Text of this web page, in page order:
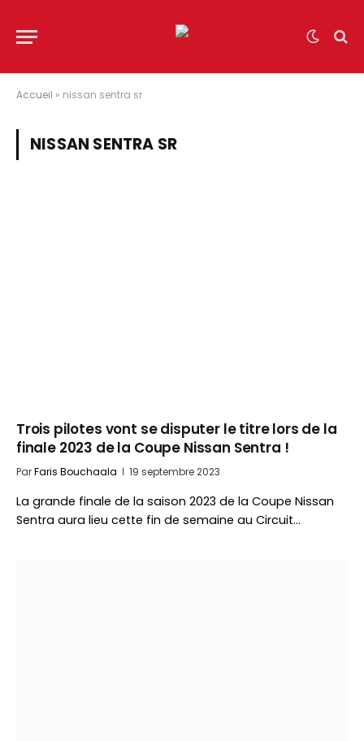
Accueil » nissan sentra sr
NISSAN SENTRA SR
Trois pilotes vont se disputer le titre lors de la
finale 2023 de la Coupe Nissan Sentra !
ParFaris Bouchaala 19 septembre 2023
La grande finale de la saison 2023 de la Coupe Nissan
Sentra aura lieu cette fin de semaine au Circuit…